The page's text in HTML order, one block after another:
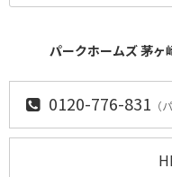
パークホームズ 茅ヶ
0120-776-831 （